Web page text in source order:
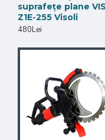
suprafețe plane
Z1E-255 Visoli
480Lei